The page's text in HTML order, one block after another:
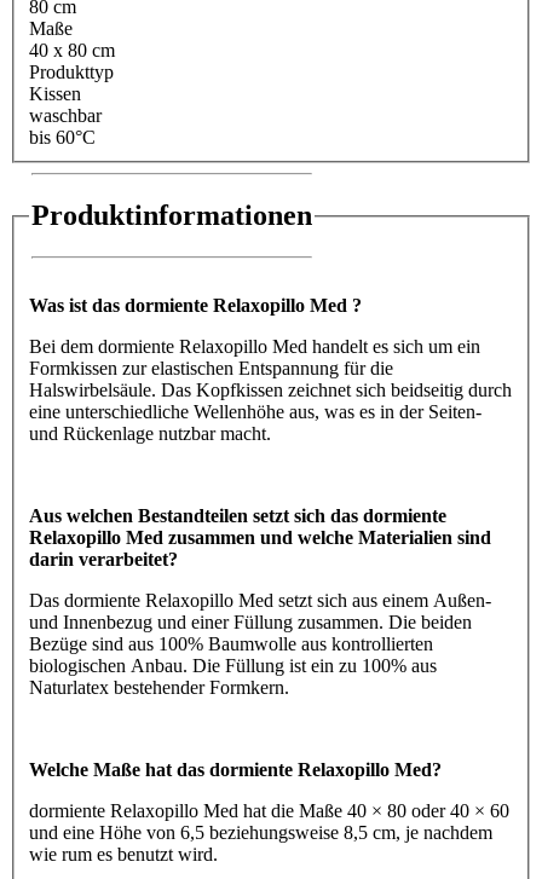
80 cm
Maße
40 x 80 cm
Produkttyp
Kissen
waschbar
bis 60°C
Produktinformationen
Was ist das dormiente Relaxopillo Med ?
Bei dem dormiente Relaxopillo Med handelt es sich um ein
Formkissen zur elastischen Entspannung für die
Halswirbelsäule. Das Kopfkissen zeichnet sich beidseitig durch
eine unterschiedliche Wellenhöhe aus, was es in der Seiten-
und Rückenlage nutzbar macht.
Aus welchen Bestandteilen setzt sich das dormiente
Relaxopillo Med zusammen und welche Materialien sind
darin verarbeitet?
Das dormiente Relaxopillo Med setzt sich aus einem Außen-
und Innenbezug und einer Füllung zusammen. Die beiden
Bezüge sind aus 100% Baumwolle aus kontrollierten
biologischen Anbau. Die Füllung ist ein zu 100% aus
Naturlatex bestehender Formkern.
Welche Maße hat das dormiente Relaxopillo Med?
dormiente Relaxopillo Med hat die Maße 40 × 80 oder 40 × 60
und eine Höhe von 6,5 beziehungsweise 8,5 cm, je nachdem
wie rum es benutzt wird.